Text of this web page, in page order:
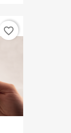
favorite_border